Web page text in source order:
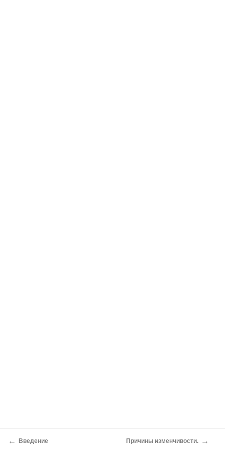
← Введение Причины изменчивости. →